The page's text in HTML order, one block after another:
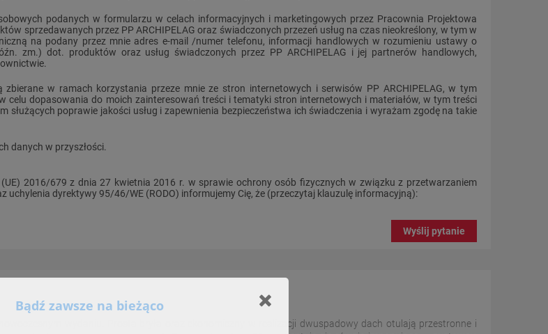
podanych w formularzu w celach informacyjnych i marketingowych przez Pracownia Projektowa
sprzedawanych przez PP ARCHIPELAG oraz świadczonych przezeń usług na czas nieokreślony, w tym w
na podany przez mnie adres e-mail /numer telefonu, informacji handlowych w rozumieniu ustawy o
zm.) dot. produktów oraz usług świadczonych przez PP ARCHIPELAG i jej partnerów handlowych,
w ramach korzystania przeze mnie ze stron internetowych i serwisów PP ARCHIPELAG, w tym
celu dopasowania do moich zainteresowań treści i tematyki stron internetowych i materiałów, w tym treści
poprawie jakości usług i zapewnienia bezpieczeństwa ich świadczenia i wyrażam zgodę na takie
danych w przyszłości.
2016/679 z dnia 27 kwietnia 2016 r. w sprawie ochrony osób fizycznych w związku z przetwarzaniem
dyrektywy 95/46/WE (RODO) informujemy Cię, że (przeczytaj klauzulę informacyjną):
Wyślij pytanie
wydaniu. Prosta bryła oraz ekonomiczny w realizacji dwuspadowy dach otulają przestronne i